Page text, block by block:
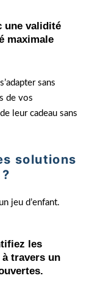
une validité
maximale
sans
de vos
leur cadeau sans
solutions
jeu d’enfant.
les
travers un